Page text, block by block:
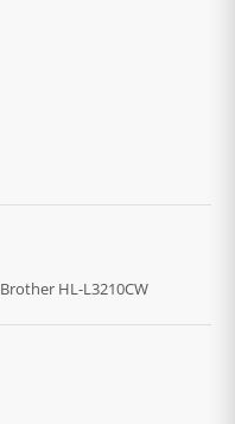
Brother HL-L3210CW